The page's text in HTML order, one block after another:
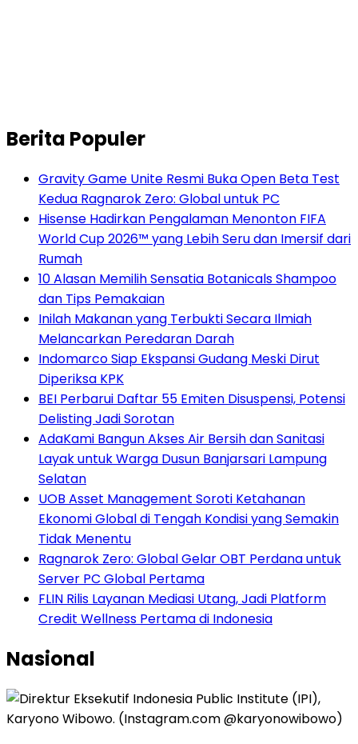
Berita Populer
Gravity Game Unite Resmi Buka Open Beta Test
Kedua Ragnarok Zero: Global untuk PC
Hisense Hadirkan Pengalaman Menonton FIFA
World Cup 2026™ yang Lebih Seru dan Imersif dari
Rumah
10 Alasan Memilih Sensatia Botanicals Shampoo
dan Tips Pemakaian
Inilah Makanan yang Terbukti Secara Ilmiah
Melancarkan Peredaran Darah
Indomarco Siap Ekspansi Gudang Meski Dirut
Diperiksa KPK
BEI Perbarui Daftar 55 Emiten Disuspensi, Potensi
Delisting Jadi Sorotan
AdaKami Bangun Akses Air Bersih dan Sanitasi
Layak untuk Warga Dusun Banjarsari Lampung
Selatan
UOB Asset Management Soroti Ketahanan
Ekonomi Global di Tengah Kondisi yang Semakin
Tidak Menentu
Ragnarok Zero: Global Gelar OBT Perdana untuk
Server PC Global Pertama
FLIN Rilis Layanan Mediasi Utang, Jadi Platform
Credit Wellness Pertama di Indonesia
Nasional